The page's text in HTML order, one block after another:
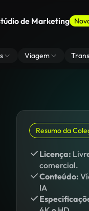
de Marketing
Viagem
Resumo da
Licença:
comercial.
Conteúdo:
IA